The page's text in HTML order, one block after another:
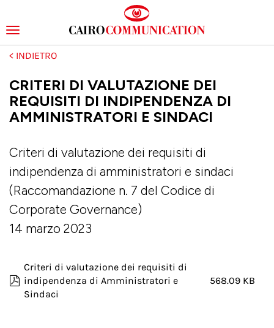
Salta
contenuto
principale
Toggle
navigation
CRITERI DI VALUTAZIONE DEI
REQUISITI DI INDIPENDENZA DI
AMMINISTRATORI E SINDACI
Criteri di valutazione dei requisiti di
indipendenza di amministratori e sindaci
(Raccomandazione n. 7 del Codice di
Corporate Governance)
14 marzo 2023
Criteri di valutazione dei requisiti di
indipendenza di Amministratori e
Sindaci
568.09 KB